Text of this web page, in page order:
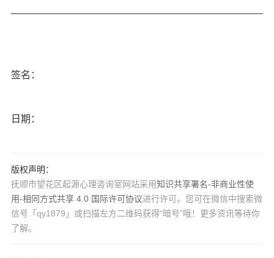
签名：
日期：
版权声明：
抚顺市望花区起源心理咨询室网站采用知识共享署名-非商业性使
用-相同方式共享 4.0 国际许可协议进行许可。您可在微信中搜索微
信号「qy1879」或扫描左方二维码获得“暗号”哦！更多资讯等待你
了解。